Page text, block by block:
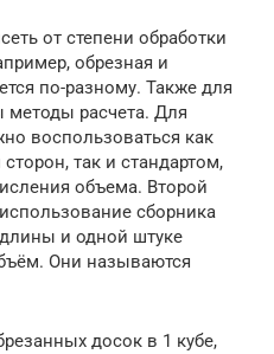
от степени обработки
обрезная и
по-разному. Также для
методы расчета. Для
воспользоваться как
так и стандартом,
объема. Второй
сборника
и одной штуке
Они называются
досок в 1 кубе,